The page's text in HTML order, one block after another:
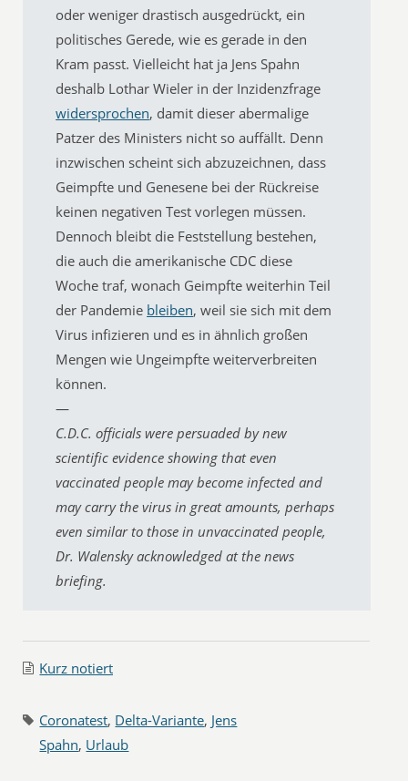
oder weniger drastisch ausgedrückt, ein
politisches Gerede, wie es gerade in den
Kram passt. Vielleicht hat ja Jens Spahn
deshalb Lothar Wieler in der Inzidenzfrage
widersprochen, damit dieser abermalige
Patzer des Ministers nicht so auffällt. Denn
inzwischen scheint sich abzuzeichnen, dass
Geimpfte und Genesene bei der Rückreise
keinen negativen Test vorlegen müssen.
Dennoch bleibt die Feststellung bestehen,
die auch die amerikanische CDC diese
Woche traf, wonach Geimpfte weiterhin Teil
der Pandemie bleiben, weil sie sich mit dem
Virus infizieren und es in ähnlich großen
Mengen wie Ungeimpfte weiterverbreiten
können.
—
C.D.C. officials were persuaded by new
scientific evidence showing that even
vaccinated people may become infected and
may carry the virus in great amounts, perhaps
even similar to those in unvaccinated people,
Dr. Walensky acknowledged at the news
briefing.
Kurz notiert
Coronatest, Delta-Variante, Jens
Spahn, Urlaub